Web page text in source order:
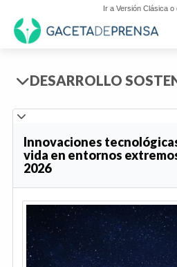
Ir a Versión Clásica o
DESARROLLO
Innovaciones
vida en entornos
2026